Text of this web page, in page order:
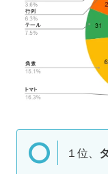
１位、